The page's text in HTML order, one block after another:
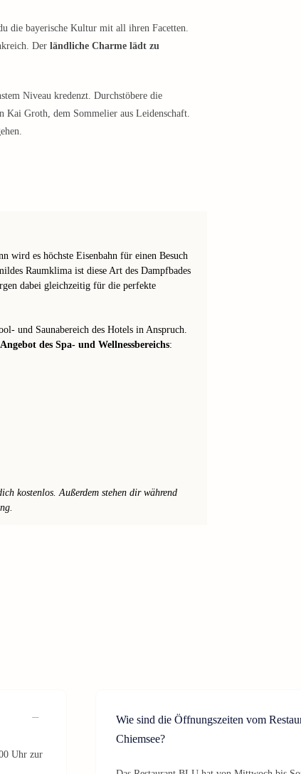
die bayerische Kultur mit all ihren Facetten.
Der ländliche Charme lädt zu
Niveau kredenzt. Durchstöbere die
Kai Groth, dem Sommelier aus Leidenschaft.
wird es höchste Eisenbahn für einen Besuch
Raumklima ist diese Art des Dampfbades
dabei gleichzeitig für die perfekte
und Saunabereich des Hotels in Anspruch.
des Spa- und Wellnessbereichs:
kostenlos. Außerdem stehen dir während
Uhr zur
Wie sind die Öffnungszeiten vom
Chiemsee?